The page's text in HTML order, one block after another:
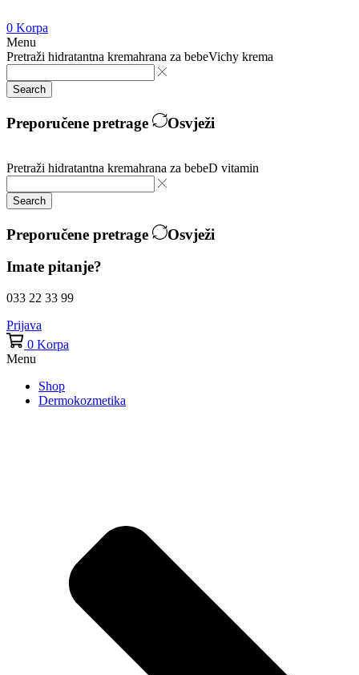
0 Korpa
Menu
Pretraži hidratantna kremahrana za bebeVichy krema
Search
Preporučene pretrage Osvježi
Pretraži hidratantna kremahrana za bebeD vitamin
Search
Preporučene pretrage
Osvježi
Imate pitanje?
033 22 33 99
Prijava
0 Korpa
Menu
Shop
Dermokozmetika